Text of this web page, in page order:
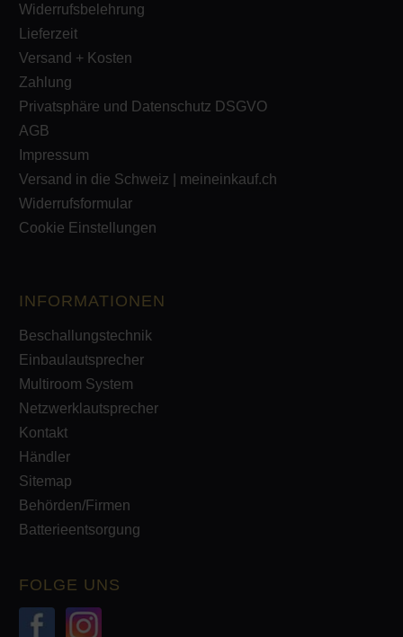
Widerrufsbelehrung
Lieferzeit
Versand + Kosten
Zahlung
Privatsphäre und Datenschutz DSGVO
AGB
Impressum
Versand in die Schweiz | meineinkauf.ch
Widerrufsformular
Cookie Einstellungen
INFORMATIONEN
Beschallungstechnik
Einbaulautsprecher
Multiroom System
Netzwerklautsprecher
Kontakt
Händler
Sitemap
Behörden/Firmen
Batterieentsorgung
FOLGE UNS